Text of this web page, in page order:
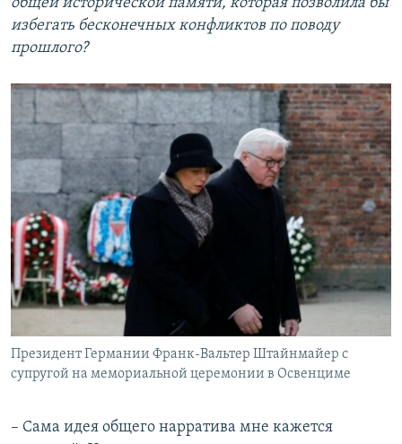
избегать бесконечных конфликтов по поводу
прошлого?
Президент Германии Франк-Вальтер Штайнмайер с
супругой на мемориальной церемонии в Освенциме
– Сама идея общего нарратива мне кажется